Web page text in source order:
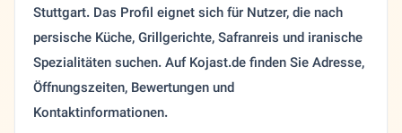
Stuttgart. Das Profil eignet sich für Nutzer, die nach
persische Küche, Grillgerichte, Safranreis und iranische
Spezialitäten suchen. Auf Kojast.de finden Sie Adresse,
Öffnungszeiten, Bewertungen und
Kontaktinformationen.